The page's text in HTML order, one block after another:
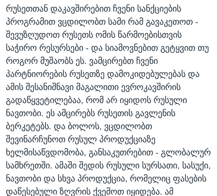
რუსეთთან დაკავშირებით ჩვენი სანქციების
პროგრამით ვცდილობთ სამი რამ გავაკეთოთ -
შევუზღუდოთ რუსეთს ომის წარმოებისთვის
საჭირო რესურსები - და სიამოვნებით გეტყვით თუ
როგორ მუშაობს ეს. ვამცირებთ ჩვენი
პარტნიორების რუსეთზე დამოკიდებულებას და
ამის შესანიშნავი მაგალითი ევროკავშირის
გადაწყვეტილებაა, რომ არ იყიდოს რუსული
ნავთობი. ეს ამცირებს რუსეთის გავლენის
ბერკეტებს. და ბოლოს, ვცდილობთ
შევინარჩუნოთ რუსულ პროდუქციაზე
ხელმისაწვდომობა, განსაკუთრებით - გლობალურ
სამხრეთში. ამაში შედის რუსული სურსათი, სასუქი,
ნავთობი და სხვა პროდუქცია, რომელიც ფასების
დაწესებული ზღვრის ქვემოთ იყიდება. ამ